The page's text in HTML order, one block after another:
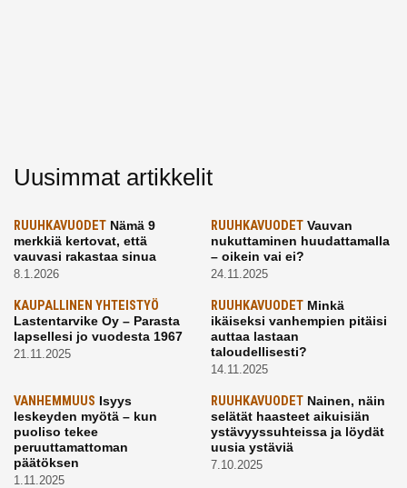
Uusimmat artikkelit
RUUHKAVUODET Nämä 9
merkkiä kertovat, että
vauvasi rakastaa sinua
8.1.2026
RUUHKAVUODETVauvan
nukuttaminen huudattamalla
– oikein vai ei?
24.11.2025
KAUPALLINEN YHTEISTYÖ
Lastentarvike Oy – Parasta
lapsellesi jo vuodesta 1967
21.11.2025
RUUHKAVUODETMinkä
ikäiseksi vanhempien pitäisi
auttaa lastaan
taloudellisesti?
14.11.2025
VANHEMMUUS Isyys
leskeyden myötä – kun
puoliso tekee
peruuttamattoman
päätöksen
1.11.2025
RUUHKAVUODETNainen, näin
selätät haasteet aikuisiän
ystävyyssuhteissa ja löydät
uusia ystäviä
7.10.2025